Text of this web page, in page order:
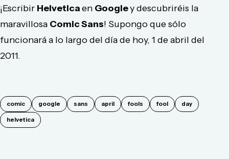
¡Escribir Helveticaen Googley descubriréis la
maravillosa Comic Sans! Supongo que sólo
funcionará a lo largo del día de hoy, 1 de abril del
2011.
comic google sans april fools fool day
helvetica